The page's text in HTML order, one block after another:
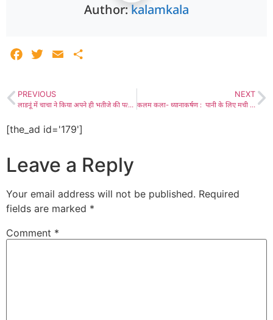
Author:kalamkala
FacebookTwitterEmail
PREVIOUS
लाडनूं में चाचा ने किया अपने ही भतीजे की पत्नी के साथ लगातार तीन माह तक दुष्कर्म, फरार आरोपी को पुलिस ने अहमदाबाद पहुंचकर किया गिरफ्तार, गहन पूछताछ जारी
NEXT
कलम कला- ध्यानाकर्षण : पानी के लिए मची लाडनूं में भारी त्राहि-त्राहि- दस-दस दिनों तक न पानी की सप्लाई है और न नजर आता है कहीं दूर-दूर तक कोई टैंकर, पेयजल संकट भीषण बन कर उभरा
[the_ad id='179']
Leave a Reply
Your email address will not be published. Required
fields are marked *
Comment *